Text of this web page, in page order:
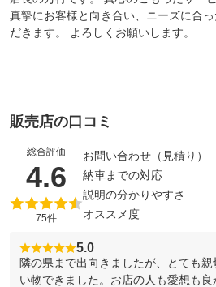
真摯にお客様と向き合い、ニーズに合
だきます。 よろしくお願いします。
販売店の口コミ
総合評価
4.6 （5点満点
75件
お問い合わせ（見積り）
納車までの対応
説明の分かりやすさ
オススメ度
5.0
隣の県まで出向きましたが、とても
い物できました。お店の人も愛想も